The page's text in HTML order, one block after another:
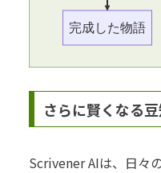
完成した物語
さらに賢くなる
Scrivener AIは、日々